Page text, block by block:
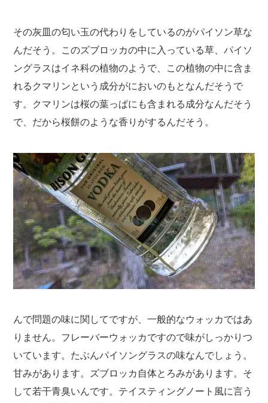
その灰皿の匂い玉の代わりをしているのがパイソン草な
んだそう。このズブロッカの中に入っている草、パイソ
ングラスはイネ科の植物のようで、この植物の中に含ま
れるクマリンという成分がにおいのもとなんだそうで
す。クマリンは桜の葉っぱにも含まれる成分なんだそう
で、だから桜餅のような香りがするんだそう。
んで問題の味に関してですが、一般的なウォッカではあ
りません。フレーバーウォッカですので味がしっかりつ
いています。たぶんパイソングラスの味なんでしょう。
甘みがあります。ズブロッカ自体とろみがあります。そ
して若干青臭いんです。テイスティングノート風に言う